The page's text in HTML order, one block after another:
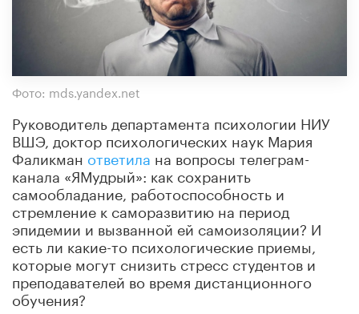
Фото: mds.yandex.net
Руководитель департамента психологии НИУ
ВШЭ, доктор психологических наук Мария
Фаликман ответила на вопросы телеграм-
канала «ЯМудрый»: как сохранить
самообладание, работоспособность и
стремление к саморазвитию на период
эпидемии и вызванной ей самоизоляции? И
есть ли какие-то психологические приемы,
которые могут снизить стресс студентов и
преподавателей во время дистанционного
обучения?